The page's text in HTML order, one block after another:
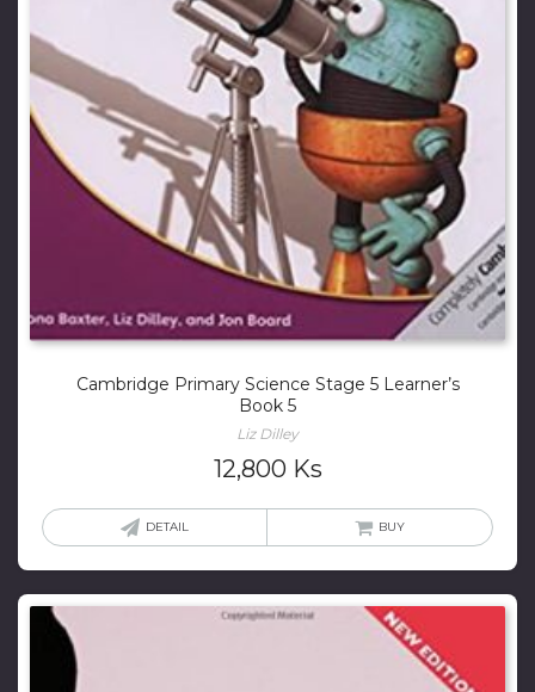
Cambridge Primary Science Stage 5 Learner’s
Book 5
Liz Dilley
12,800 Ks
DETAIL BUY